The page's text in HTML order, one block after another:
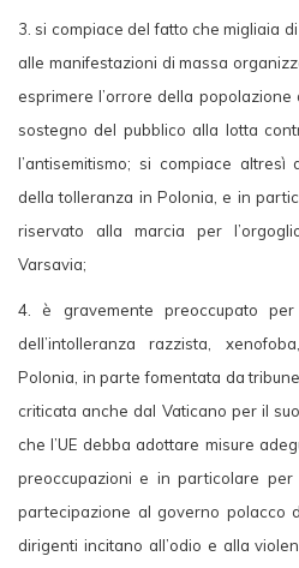
3. si compiace del fatto che migliaia
alle manifestazioni di massa
esprimere l’orrore della
sostegno del pubblico alla lotta
l’antisemitismo; si compiace
della tolleranza in Polonia, e in
riservato alla marcia per
Varsavia;
4. è gravemente preoccupato
dell’intolleranza razzista,
Polonia, in parte fomentata da
criticata anche dal Vaticano per il
che l’UE debba adottare misure
preoccupazioni e in particolare
partecipazione al governo polacco
dirigenti incitano all’odio e alla